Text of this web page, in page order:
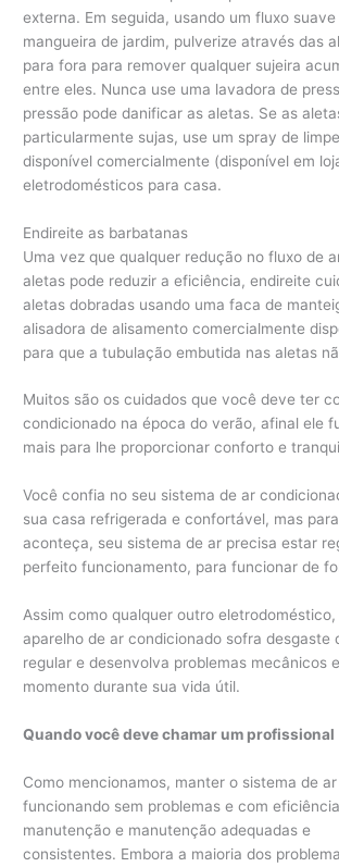
externa. Em seguida, usando um fluxo suave
mangueira de jardim, pulverize através das
para fora para remover qualquer sujeira
entre eles. Nunca use uma lavadora de
pressão pode danificar as aletas. Se as
particularmente sujas, use um spray de
disponível comercialmente (disponível em
eletrodomésticos para casa.
Endireite as barbatanas
Uma vez que qualquer redução no fluxo de
aletas pode reduzir a eficiência, endireite
aletas dobradas usando uma faca de
alisadora de alisamento comercialmente
para que a tubulação embutida nas aletas
Muitos são os cuidados que você deve ter
condicionado na época do verão, afinal ele
mais para lhe proporcionar conforto e
Você confia no seu sistema de ar
sua casa refrigerada e confortável, mas
aconteça, seu sistema de ar precisa estar
perfeito funcionamento, para funcionar de
Assim como qualquer outro
aparelho de ar condicionado sofra desgaste
regular e desenvolva problemas mecânicos
momento durante sua vida útil.
Quando você deve chamar um profissional
Como mencionamos, manter o sistema de
funcionando sem problemas e com
manutenção e manutenção adequadas e
consistentes. Embora a maioria dos